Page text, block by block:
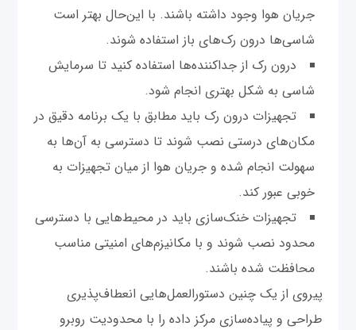
جریان هوا وجود داشته باشند. با این‌حال بهتر است
شاسی‌ها درون رک‌های باز استفاده شوند.
درون رک از جداکننده‌ها استفاده کنید تا سرمایش
شاسی به شکل بهتری انجام شود.
تجهیزات درون رک باید مطابق با یک برنامه دقیق در
مکان‌های درستی نصب شوند تا دسترسی به آن‌ها به
سهولت انجام شده و جریان هوا از میان تجهیزات به
خوبی عبور کند.
تجهیزات خنک‌سازی باید در محیط‌هایی با دسترسی
محدود نصب شوند و با مکانیزم‌های امنیتی مناسب
محافظت شده باشند.
پیروی از یک چنین دستورالعمل‌هایی انعطاف‌پذیری
طراحی و پیاده‌سازی مرکز داده را با محدودیت روبرو